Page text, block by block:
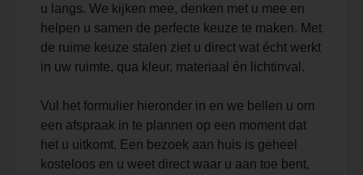
u langs. We kijken mee, denken met u mee en
helpen u samen de perfecte keuze te maken. Met
de ruime keuze stalen ziet u direct wat écht werkt
in uw ruimte, qua kleur, materiaal én lichtinval.
Vul het formulier hieronder in en we bellen u om
een afspraak in te plannen op een moment dat
het u uitkomt. Een bezoek aan huis is geheel
kosteloos en u weet direct waar u aan toe bent,